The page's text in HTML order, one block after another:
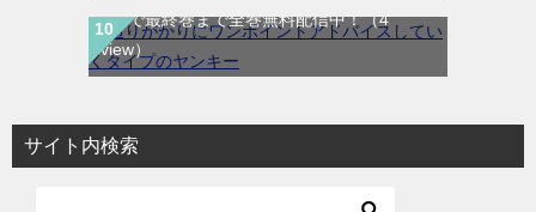
UP!で最終巻まで全巻無料配信中！（4
view）
サイト内検索